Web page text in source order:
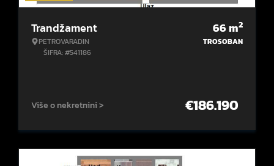
Trandžament
PETROVARADIN
ŠIFRA: #541186
66m2
TROSOBAN
Više o nekretnini > €186.190